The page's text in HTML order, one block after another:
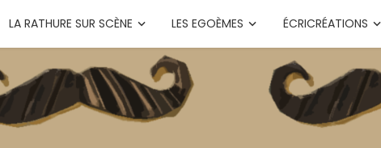
LA RATHURE SUR SCÈNE LES EGOÈMES ÉCRICRÉATIONS